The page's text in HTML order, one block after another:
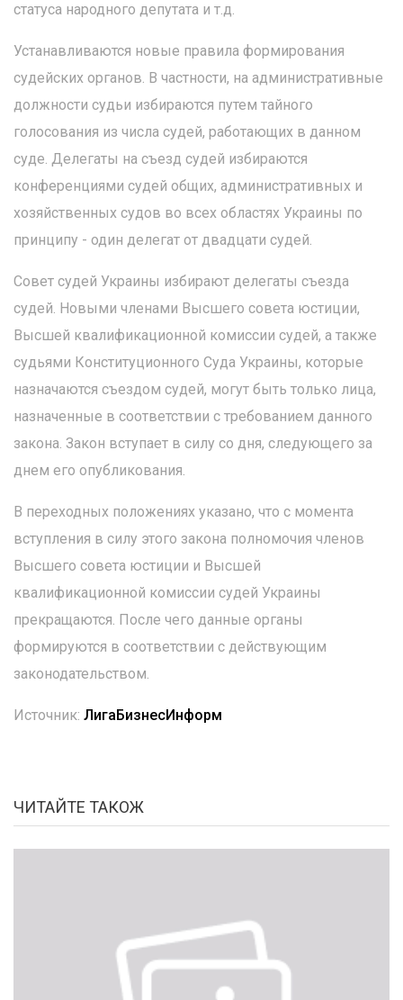
статуса народного депутата и т.д.
Устанавливаются новые правила формирования
судейских органов. В частности, на административные
должности судьи избираются путем тайного
голосования из числа судей, работающих в данном
суде. Делегаты на съезд судей избираются
конференциями судей общих, административных и
хозяйственных судов во всех областях Украины по
принципу - один делегат от двадцати судей.
Совет судей Украины избирают делегаты съезда
судей. Новыми членами Высшего совета юстиции,
Высшей квалификационной комиссии судей, а также
судьями Конституционного Суда Украины, которые
назначаются съездом судей, могут быть только лица,
назначенные в соответствии с требованием данного
закона. Закон вступает в силу со дня, следующего за
днем его опубликования.
В переходных положениях указано, что с момента
вступления в силу этого закона полномочия членов
Высшего совета юстиции и Высшей
квалификационной комиссии судей Украины
прекращаются. После чего данные органы
формируются в соответствии с действующим
законодательством.
Источник: ЛигаБизнесИнформ
ЧИТАЙТЕ ТАКОЖ